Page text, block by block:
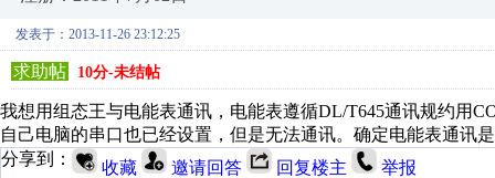
发表于：2013-11-26 23:12:25
求助帖 10分-未结帖
我想用组态王与电能表通讯，电能表遵循DL/T645通讯规约用
自己电脑的串口也已经设置，但是无法通讯。确定电能表通讯
分享到：
收藏 邀请回答 回复楼主 举报